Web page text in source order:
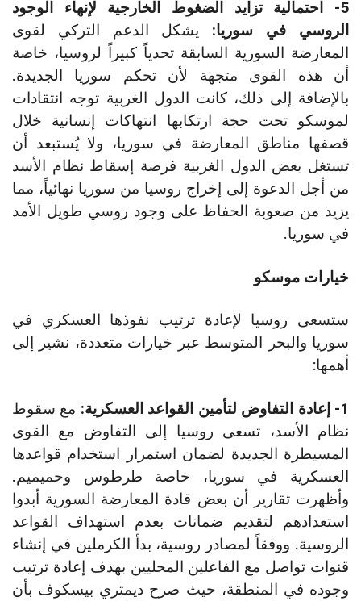
5- احتمالية تزايد الضغوط الخارجية لإنهاء الوجود
الروسي في سوريا: يشكل الدعم التركي لقوى
المعارضة السورية السابقة تحدياً كبيراً لروسيا، خاصة
أن هذه القوى متجهة لأن تحكم سوريا الجديدة.
بالإضافة إلى ذلك، كانت الدول الغربية توجه انتقادات
لموسكو تحت حجة ارتكابها انتهاكات إنسانية خلال
قصفها مناطق المعارضة في سوريا، ولا يُستبعد أن
تستغل بعض الدول الغربية فرصة إسقاط نظام الأسد
من أجل الدعوة إلى إخراج روسيا من سوريا نهائياً، مما
يزيد من صعوبة الحفاظ على وجود روسي طويل الأمد
في سوريا.
خيارات موسكو
ستسعى روسيا لإعادة ترتيب نفوذها العسكري في
سوريا والبحر المتوسط عبر خيارات متعددة، نشير إلى
أهمها:
1- إعادة التفاوض لتأمين القواعد العسكرية:
مع سقوط
نظام الأسد، تسعى روسيا إلى التفاوض مع القوى
المسيطرة الجديدة لضمان استمرار استخدام قواعدها
العسكرية في سوريا، خاصة طرطوس وحميميم.
وأظهرت تقارير أن بعض قادة المعارضة السورية أبدوا
استعدادهم لتقديم ضمانات بعدم استهداف القواعد
الروسية. ووفقاً لمصادر روسية، بدأ الكرملين في إنشاء
قنوات تواصل مع الفاعلين المحليين بهدف إعادة ترتيب
وجوده في المنطقة، حيث صرح ديمتري بيسكوف بأن